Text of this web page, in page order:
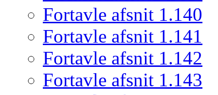
Fortavle afsnit 1.140
Fortavle afsnit 1.141
Fortavle afsnit 1.142
Fortavle afsnit 1.143